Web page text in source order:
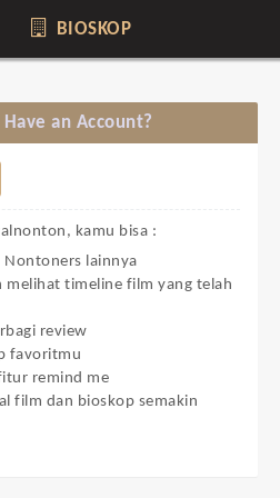
BIOSKOP
Have an Account?
kamu bisa :
Nontoners lainnya
melihat timeline film yang telah
review
favoritmu
remind me
film dan bioskop semakin